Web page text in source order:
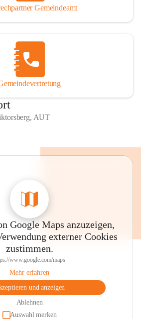
Gemeindeamt
AUT
Google Maps anzuzeigen,
externer Cookies
zustimmen.
www.google.com/maps
Mehr erfahren
und anzeigen
Ablehnen
Auswahl merken